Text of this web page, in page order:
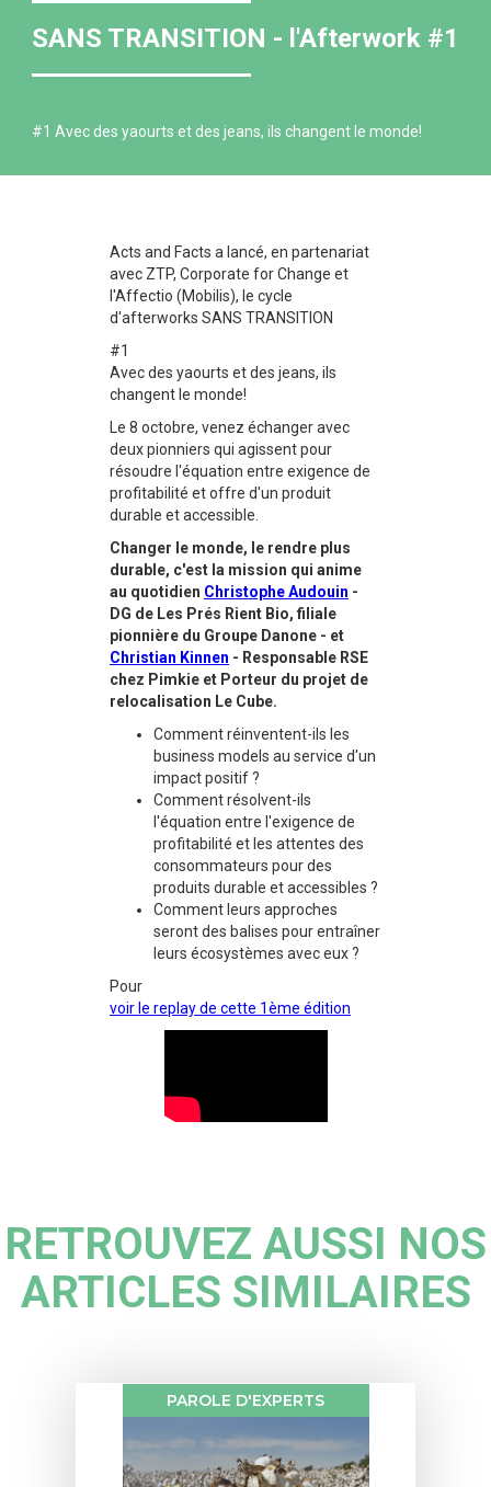
SANS TRANSITION - l'Afterwork #1
#1 Avec des yaourts et des jeans, ils changent le monde!
Acts and Facts a lancé, en partenariat
avec ZTP, Corporate for Change et
l'Affectio (Mobilis), le cycle
d'afterworks SANS TRANSITION
#1
Avec des yaourts et des jeans, ils
changent le monde!
Le 8 octobre, venez échanger avec
deux pionniers qui agissent pour
résoudre l'équation entre exigence de
profitabilité et offre d'un produit
durable et accessible.
Changer le monde, le rendre plus
durable, c'est la mission qui anime
au quotidien Christophe Audouin -
DG de Les Prés Rient Bio, filiale
pionnière du Groupe Danone - et
Christian Kinnen - Responsable RSE
chez Pimkie et Porteur du projet de
relocalisation Le Cube.
Comment réinventent-ils les
business models au service d'un
impact positif ?
Comment résolvent-ils
l'équation entre l'exigence de
profitabilité et les attentes des
consommateurs pour des
produits durable et accessibles ?
Comment leurs approches
seront des balises pour entraîner
leurs écosystèmes avec eux ?
Pour
voir le replay de cette 1ème édition
RETROUVEZ AUSSI NOS
ARTICLES SIMILAIRES
PAROLE D'EXPERTS